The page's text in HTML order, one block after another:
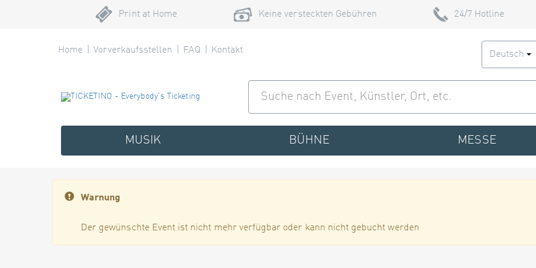
Print at Home Keine versteckten Gebühren 24/7 Hotline
Home Vorverkaufsstellen FAQ Kontakt Deutsch
MUSIK BÜHNE MESSE
Warnung
Der gewünschte Event ist nicht mehr verfügbar oder kann nicht gebucht werden